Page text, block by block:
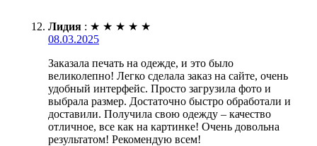
Лидия : ★ ★ ★ ★ ★
08.03.2025
Заказала печать на одежде, и это было
великолепно! Легко сделала заказ на сайте, очень
удобный интерфейс. Просто загрузила фото и
выбрала размер. Достаточно быстро обработали и
доставили. Получила свою одежду – качество
отличное, все как на картинке! Очень довольна
результатом! Рекомендую всем!